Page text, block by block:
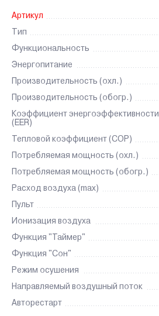
Артикул
Тип
Функциональность
Энергопитание
Производительность (охл.)
Производительность (обогр.)
Коэффициент энергоэффективности
(EЕR)
Тепловой коэффициент (COP)
Потребляемая мощность (охл.)
Потребляемая мощность (обогр.)
Расход воздуха (max)
Пульт
Ионизация воздуха
Функция "Таймер"
Функция "Сон"
Режим осушения
Направляемый воздушный поток
Авторестарт